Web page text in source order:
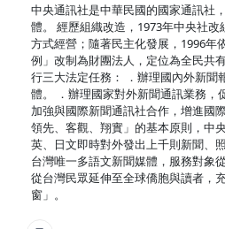
中央通訊社是中華民國的國家通訊社
體。 經歷組織改造，1973年中央社
方式經營；隨著民主化發展，1996年
例」改制為財團法人，定位為全民共
行三大法定任務： ．辦理國內外新聞
體。 ．辦理國家對外新聞通訊業務，
加強與國際新聞通訊社合作，增進國
領先、客觀、翔實」的基本原則，中
英、日文即時對外發出上千則新聞、
台灣唯一多語文新聞媒體，服務對象
從台灣民眾延伸至全球僑胞與讀者，
窗」。